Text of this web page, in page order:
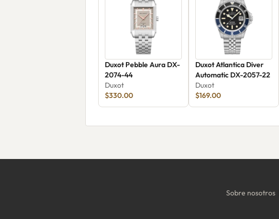
Duxot Pebble Aura DX-
2074-44
Duxot
$330.00
Duxot Atlantica Diver
Automatic DX-2057-22
Duxot
$169.00
Sobre nosotros